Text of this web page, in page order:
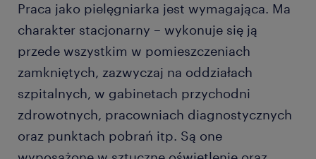
Praca jako pielęgniarka jest wymagająca. Ma
charakter stacjonarny – wykonuje się ją
przede wszystkim w pomieszczeniach
zamkniętych, zazwyczaj na oddziałach
szpitalnych, w gabinetach przychodni
zdrowotnych, pracowniach diagnostycznych
oraz punktach pobrań itp. Są one